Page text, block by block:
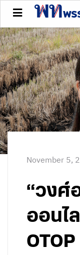
November 5,
“วงศ์
ออนไ